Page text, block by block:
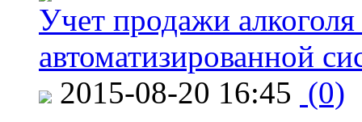
Учет продажи
автоматизированной
2015-08-20 16:45 (0)